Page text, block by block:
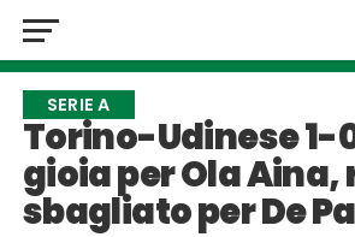
SERIE A
Torino-Udinese 1-
gioia per Ola Aina,
sbagliato per De